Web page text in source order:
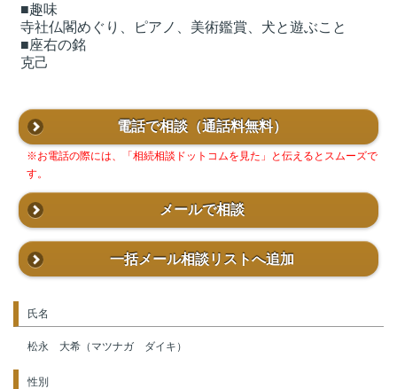
■趣味
寺社仏閣めぐり、ピアノ、美術鑑賞、犬と遊ぶこと
■座右の銘
克己
電話で相談 （通話料無料）
※お電話の際には、「相続相談ドットコムを見た」と伝えるとスムーズで
す。
メールで相談
一括メール相談リストへ追加
氏名
松永 大希（マツナガ ダイキ）
性別